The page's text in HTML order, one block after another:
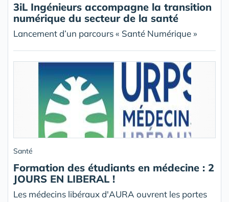
3iL Ingénieurs accompagne la transition
numérique du secteur de la santé
Lancement d’un parcours « Santé Numérique »
Santé
Formation des étudiants en médecine : 2
JOURS EN LIBERAL !
Les médecins libéraux d'AURA ouvrent les portes